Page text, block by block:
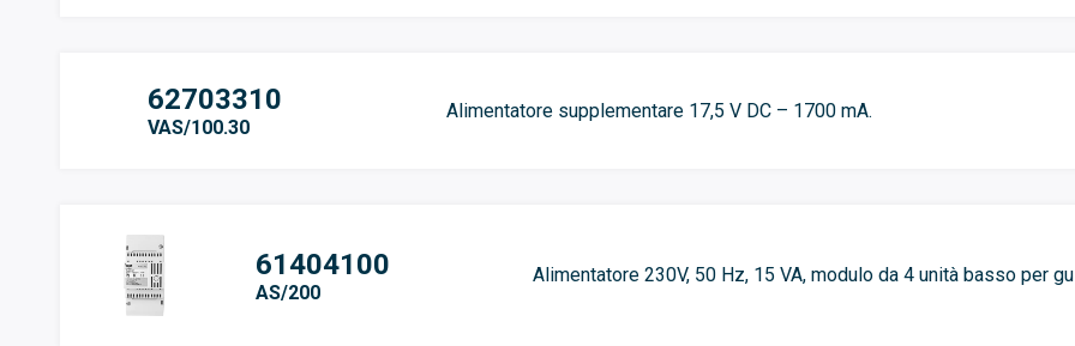
62703310
VAS/100.30
Alimentatore supplementare 17,5 V DC – 1700 mA.
61404100
AS/200
Alimentatore 230V, 50 Hz, 15 VA, modulo da 4 unità basso per